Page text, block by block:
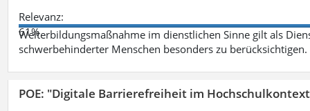
Relevanz:
61%
Weiterbildungsmaßnahme im dienstlichen Sinne gilt als
schwerbehinderter Menschen besonders zu berücksichtigen.
POE: "Digitale Barrierefreiheit im